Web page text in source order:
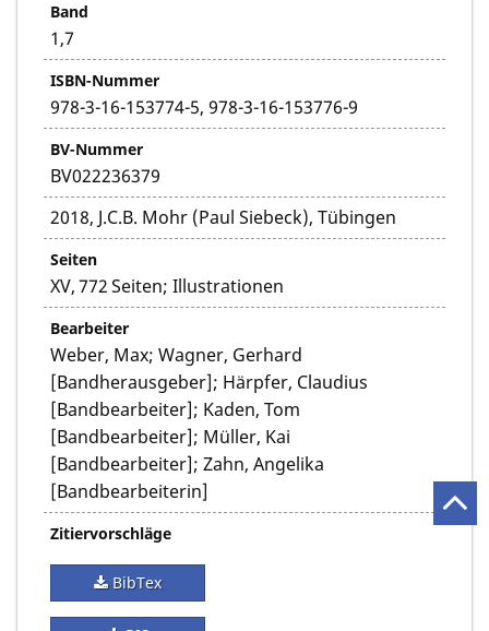
Band
1,7
ISBN-Nummer
978-3-16-153774-5, 978-3-16-153776-9
BV-Nummer
BV022236379
2018, J.C.B. Mohr (Paul Siebeck), Tübingen
Seiten
XV, 772 Seiten; Illustrationen
Bearbeiter
Weber, Max; Wagner, Gerhard
[Bandherausgeber]; Härpfer, Claudius
[Bandbearbeiter]; Kaden, Tom
[Bandbearbeiter]; Müller, Kai
[Bandbearbeiter]; Zahn, Angelika
[Bandbearbeiterin]
Zitiervorschläge
BibTex